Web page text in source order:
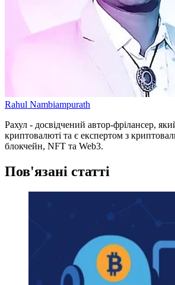
Rahul Nambiampurath
Рахул - досвідчений автор-фрілансер,
криптовалюті та є експертом з
блокчейн, NFT та Web3.
Пов'язані статті